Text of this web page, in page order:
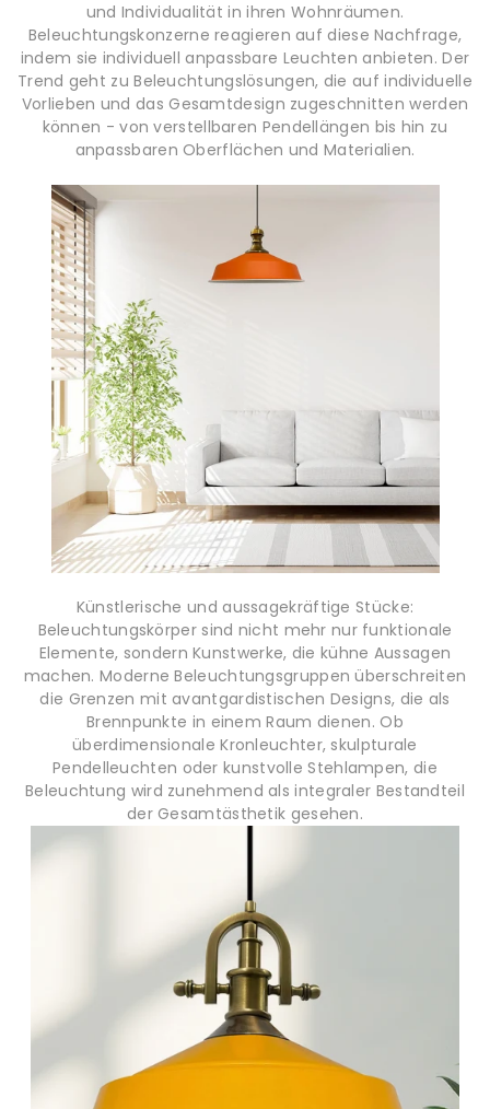
und Individualität in ihren Wohnräumen.
Beleuchtungskonzerne reagieren auf diese Nachfrage,
indem sie individuell anpassbare Leuchten anbieten. Der
Trend geht zu Beleuchtungslösungen, die auf individuelle
Vorlieben und das Gesamtdesign zugeschnitten werden
können - von verstellbaren Pendellängen bis hin zu
anpassbaren Oberflächen und Materialien.
Künstlerische und aussagekräftige Stücke:
Beleuchtungskörper sind nicht mehr nur funktionale
Elemente, sondern Kunstwerke, die kühne Aussagen
machen. Moderne Beleuchtungsgruppen überschreiten
die Grenzen mit avantgardistischen Designs, die als
Brennpunkte in einem Raum dienen. Ob
überdimensionale Kronleuchter, skulpturale
Pendelleuchten oder kunstvolle Stehlampen, die
Beleuchtung wird zunehmend als integraler Bestandteil
der Gesamtästhetik gesehen.